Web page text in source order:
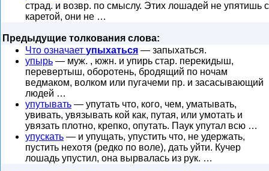
страд. и возвр. по смыслу. Этих лошадей не упятишь с
каретой, они не …
Предыдущие толкования слова:
Что означает упыхаться — запыхаться.
упырь — муж. , южн. и упирь стар. перекидыш,
перевертыш, оборотень, бродящий по ночам
ведмаком, волком или пугачеми пр. и засасывающий
людей …
упутывать — упутать что, кого, чем, уматывать,
увивать, увязывать кой как, путая, или умотать и
увязать плотно, крепко, опутать. Паук упутал всю …
упускать — и упущать, упустить что, не удержать,
пустить нехотя (редко по воле), дать уйти. Кучер
лошадь упустил, она вырвалась из рук. …